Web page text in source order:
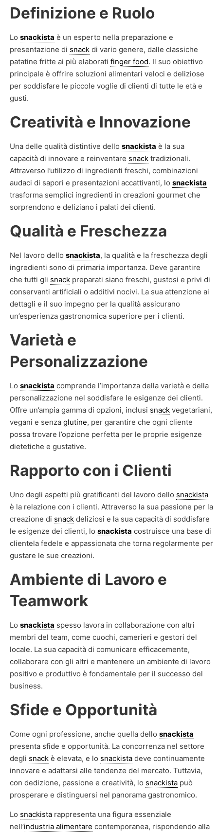
Definizione e Ruolo
Lo snackista è un esperto nella preparazione e
presentazione di snack di vario genere, dalle classiche
patatine fritte ai più elaborati finger food. Il suo obiettivo
principale è offrire soluzioni alimentari veloci e deliziose
per soddisfare le piccole voglie di clienti di tutte le età e
gusti.
Creatività e Innovazione
Una delle qualità distintive dello snackista è la sua
capacità di innovare e reinventare snack tradizionali.
Attraverso l’utilizzo di ingredienti freschi, combinazioni
audaci di sapori e presentazioni accattivanti, lo snackista
trasforma semplici ingredienti in creazioni gourmet che
sorprendono e deliziano i palati dei clienti.
Qualità e Freschezza
Nel lavoro dello snackista, la qualità e la freschezza degli
ingredienti sono di primaria importanza. Deve garantire
che tutti gli snack preparati siano freschi, gustosi e privi di
conservanti artificiali o additivi nocivi. La sua attenzione ai
dettagli e il suo impegno per la qualità assicurano
un’esperienza gastronomica superiore per i clienti.
Varietà e
Personalizzazione
Lo snackista comprende l’importanza della varietà e della
personalizzazione nel soddisfare le esigenze dei clienti.
Offre un’ampia gamma di opzioni, inclusi snack vegetariani,
vegani e senza glutine, per garantire che ogni cliente
possa trovare l’opzione perfetta per le proprie esigenze
dietetiche e gustative.
Rapporto con i Clienti
Uno degli aspetti più gratificanti del lavoro dello snackista
è la relazione con i clienti. Attraverso la sua passione per la
creazione di snack deliziosi e la sua capacità di soddisfare
le esigenze dei clienti, lo snackista costruisce una base di
clientela fedele e appassionata che torna regolarmente per
gustare le sue creazioni.
Ambiente di Lavoro e
Teamwork
Lo snackista spesso lavora in collaborazione con altri
membri del team, come cuochi, camerieri e gestori del
locale. La sua capacità di comunicare efficacemente,
collaborare con gli altri e mantenere un ambiente di lavoro
positivo e produttivo è fondamentale per il successo del
business.
Sfide e Opportunità
Come ogni professione, anche quella dello snackista
presenta sfide e opportunità. La concorrenza nel settore
degli snack è elevata, e lo snackista deve continuamente
innovare e adattarsi alle tendenze del mercato. Tuttavia,
con dedizione, passione e creatività, lo snackista può
prosperare e distinguersi nel panorama gastronomico.
Lo snackista rappresenta una figura essenziale
nell’industria alimentare contemporanea, rispondendo alla